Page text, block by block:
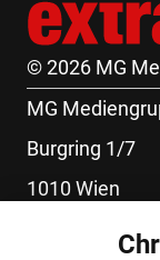
© 2026 MG
MG
Burgring 1/7
1010 Wien
+43 (1) 522 14